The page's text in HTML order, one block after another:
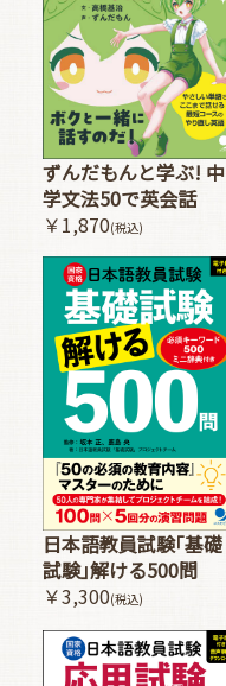
ずんだもんと学ぶ! 中
学文法50で英会話
￥1,870(税込)
日本語教員試験｢基礎
試験｣解ける500問
￥3,300(税込)